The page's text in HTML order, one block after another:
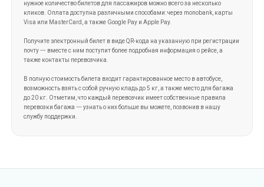
нужное количество билетов для пассажиров можно всего за несколько
кликов. Оплата доступна различными способами: через monobank, карты
Visa или MasterCard, а также Google Pay и Apple Pay.
Получите электронный билет в виде QR-кода на указанную при регистрации
почту 一 вместе с ним поступит более подробная информация о рейсе, а
также контакты перевозчика.
В полную стоимость билета входит гарантированное место в автобусе,
возможность взять с собой ручную кладь до 5 кг, а также место для багажа
до 20 кг. Отметим, что каждый перевозчик имеет собственные правила
перевозки багажа 一 узнать о них больше вы можете, позвонив в нашу
службу поддержки.